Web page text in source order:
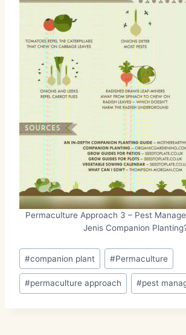
Permaculture Approach 3 – Pest
Jenis Companion
Post
Tags:
#companion plant #Permaculture
#permaculture approach #pest